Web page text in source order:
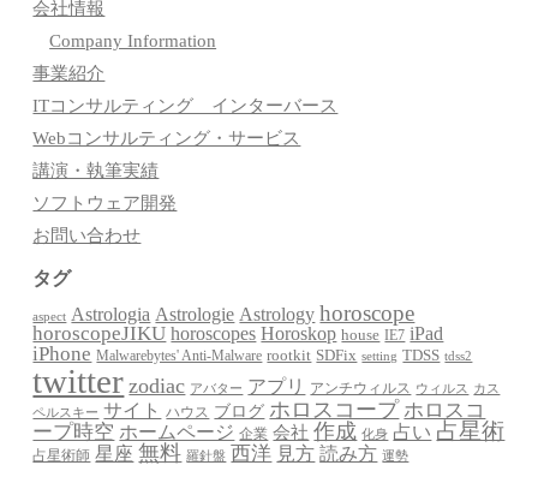
会社情報
Company Information
事業紹介
ITコンサルティング インターバース
Webコンサルティング・サービス
講演・執筆実績
ソフトウェア開発
お問い合わせ
タグ
aspect Astrologia Astrologie Astrology horoscope
horoscopeJIKU horoscopes Horoskop house IE7 iPad
iPhone Malwarebytes' Anti-Malware rootkit SDFix setting TDSS tdss2
twitter zodiac アバター アプリ アンチウィルス ウィルス カス
ペルスキー サイト ハウス ブログ ホロスコープ ホロスコ
ープ時空 ホームページ 企業 会社 作成 化身 占い 占星術
占星術師 星座 無料 羅針盤 西洋 見方 読み方 運勢